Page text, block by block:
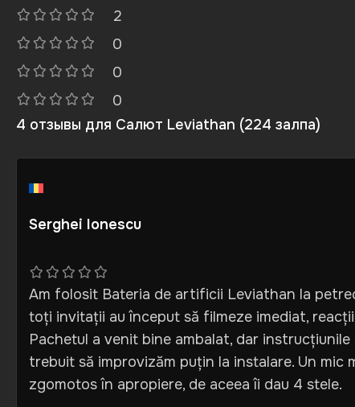
2
0
0
0
4 отзывы для Салют Leviathan (224 залпа)
Serghei Ionescu
Am folosit Bateria de artificii Leviathan la
toți invitații au început să filmeze imediat,
Pachetul a venit bine ambalat, dar instrucțiunile
trebuit să improvizăm puțin la instalare. Un mic
zgomotos în apropiere, de aceea îi dau 4 stele.